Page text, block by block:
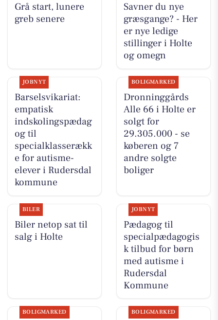
Grå start, lunere
greb senere
Savner du nye
græsgange? - Her
er nye ledige
stillinger i Holte
og omegn
JOBNYT
Barselsvikariat:
empatisk
indskolingspædag
og til
specialklasserækk
e for autisme-
elever i Rudersdal
kommune
BOLIGMARKED
Dronninggårds
Alle 66 i Holte er
solgt for
29.305.000 - se
køberen og 7
andre solgte
boliger
BILER
Biler netop sat til
salg i Holte
JOBNYT
Pædagog til
specialpædagogis
k tilbud for børn
med autisme i
Rudersdal
Kommune
BOLIGMARKED BOLIGMARKED